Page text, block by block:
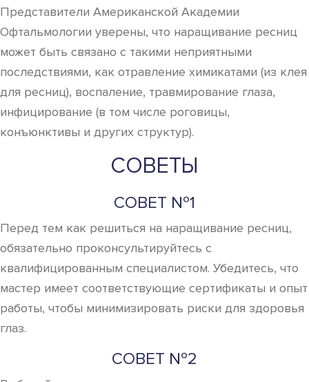
Представители Американской Академии
Офтальмологии уверены, что наращивание ресниц
может быть связано с такими неприятными
последствиями, как отравление химикатами (из клея
для ресниц), воспаление, травмирование глаза,
инфицирование (в том числе роговицы,
конъюнктивы и других структур).
СОВЕТЫ
СОВЕТ №1
Перед тем как решиться на наращивание ресниц,
обязательно проконсультируйтесь с
квалифицированным специалистом. Убедитесь, что
мастер имеет соответствующие сертификаты и опыт
работы, чтобы минимизировать риски для здоровья
глаз.
СОВЕТ №2